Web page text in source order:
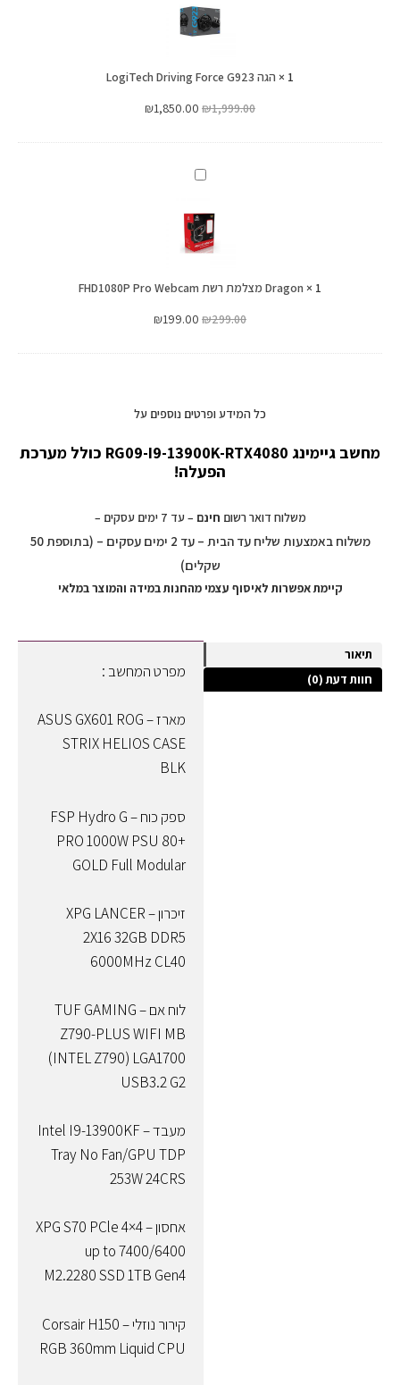
Driving
Force
1
× הגה LogiTech Driving Force G923
₪1,999.00
₪1,850.00
Dragon
רשת
FHD1080P
Webcam
1
× Dragon מצלמת רשת FHD1080P Pro Webcam
₪299.00
₪199.00
כל המידע ופרטים נוספים על
מחשב גיימינג RG09-I9-13900K-RTX4080 כולל מערכת
הפעלה!
משלוח דואר רשום חינם – עד 7 ימים עסקים –
משלוח באמצעות שליח עד הבית – עד 2 ימים עסקים – (בתוספת 50
שקלים)
קיימת אפשרות לאיסוף עצמי מהחנות במידה והמוצר במלאי
תיאור
חוות דעת (0)
מפרט המחשב :
מארז – ASUS GX601 ROG
STRIX HELIOS CASE
BLK
ספק כוח – FSP Hydro G
PRO 1000W PSU 80+
GOLD Full Modular
זיכרון – XPG LANCER
2X16 32GB DDR5
6000MHz CL40
לוח אם – TUF GAMING
Z790-PLUS WIFI MB
(INTEL Z790) LGA1700
USB3.2 G2
מעבד – Intel I9-13900KF
Tray No Fan/GPU TDP
253W 24CRS
אחסון – XPG S70 PCle 4×4
up to 7400/6400
M2.2280 SSD 1TB Gen4
קירור נוזלי – Corsair H150
RGB 360mm Liquid CPU